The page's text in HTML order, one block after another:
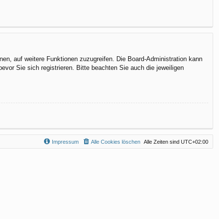
auf weitere Funktionen zuzugreifen. Die Board-Administration kann
Sie sich registrieren. Bitte beachten Sie auch die jeweiligen
Alle Zeiten sind UTC+02:00
Alle Cookies löschen
Impressum